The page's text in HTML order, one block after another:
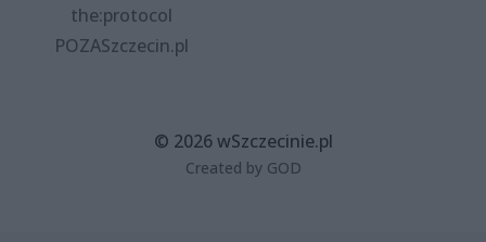
the:protocol
POZASzczecin.pl
© 2026 wSzczecinie.pl
Created by GOD